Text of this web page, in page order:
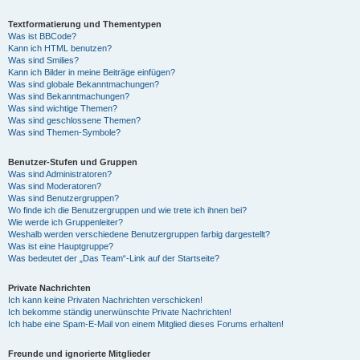
Textformatierung und Thementypen
Was ist BBCode?
Kann ich HTML benutzen?
Was sind Smilies?
Kann ich Bilder in meine Beiträge einfügen?
Was sind globale Bekanntmachungen?
Was sind Bekanntmachungen?
Was sind wichtige Themen?
Was sind geschlossene Themen?
Was sind Themen-Symbole?
Benutzer-Stufen und Gruppen
Was sind Administratoren?
Was sind Moderatoren?
Was sind Benutzergruppen?
Wo finde ich die Benutzergruppen und wie trete ich ihnen bei?
Wie werde ich Gruppenleiter?
Weshalb werden verschiedene Benutzergruppen farbig dargestellt?
Was ist eine Hauptgruppe?
Was bedeutet der „Das Team“-Link auf der Startseite?
Private Nachrichten
Ich kann keine Privaten Nachrichten verschicken!
Ich bekomme ständig unerwünschte Private Nachrichten!
Ich habe eine Spam-E-Mail von einem Mitglied dieses Forums erhalten!
Freunde und ignorierte Mitglieder